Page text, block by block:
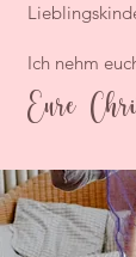
Ich nehm
Eure